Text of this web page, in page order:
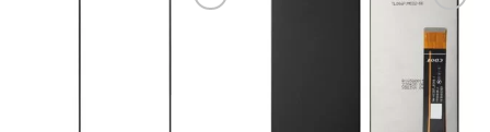
Добавить
в
Избранное